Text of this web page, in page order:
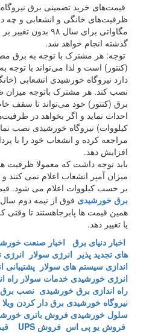
قیمت‌های خرید تضمینی برق
ظرفیت‌های خانگی و انشعابی و چه
مگاواتی برای سال
گذشته انجام خواهد شد.
توجه: هر مشترک با توجه به برق
(کنتور) است و لذا می‌تواند با توجه
نصب کند. هر مشترک باتوجه میزان
برق (کنتور) خود می‌تواند تا سقف
کیلووات) نیروگاه خورشیدی نصب
مراجعه کرده و انشعاب خود را با
افزایش دهد.
میزان آمپر انشعاب اعلام نمی
بر حسب کیلووات اعلام می شود.
برق خورشیدی
همین قیمت ها پابرجاهستند تا وقتی
یا تغییر دهد.
اخبار دنیای برق اخبار صنعت
های تجدید پذیر انرژی سولار انرژی
اندازی سیستم های سولار
انرژی خورشیدی خدمات سولار راه
راه اندازی برق خورشیدی نصب
نیروگاه خورشیدی برق دار کردن ویلا
سلول خورشیدی فروش باتری
فروش یو پی اس فروش UPS